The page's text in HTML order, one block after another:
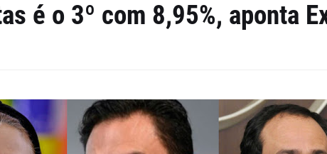
é o 3º com 8,95%, aponta